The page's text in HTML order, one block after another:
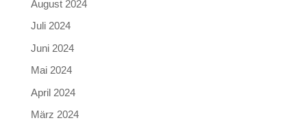
August 2024
Juli 2024
Juni 2024
Mai 2024
April 2024
März 2024